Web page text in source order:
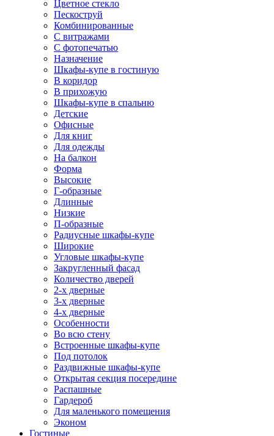
Цветное стекло
Пескоструй
Комбинированные
С витражами
С фотопечатью
Назначение
Шкафы-купе в гостиную
В коридор
В прихожую
Шкафы-купе в спальню
Детские
Офисные
Для книг
Для одежды
На балкон
Форма
Высокие
Г-образные
Длинные
Низкие
П-образные
Радиусные шкафы-купе
Широкие
Угловые шкафы-купе
Закругленный фасад
Количество дверей
2-х дверные
3-х дверные
4-х дверные
Особенности
Во всю стену
Встроенные шкафы-купе
Под потолок
Раздвижные шкафы-купе
Открытая секция посередине
Распашные
Гардероб
Для маленького помещения
Эконом
Гостиные